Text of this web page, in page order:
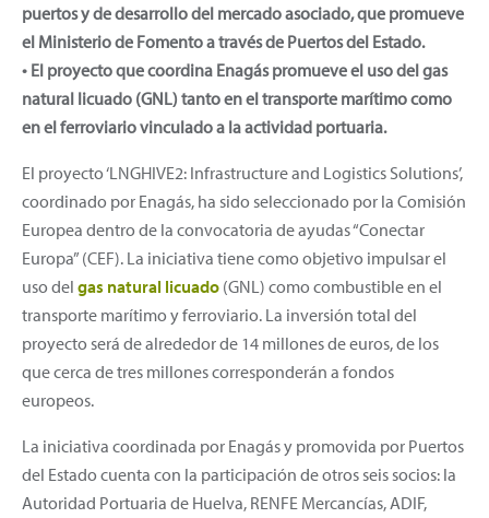
puertos y de desarrollo del mercado asociado, que promueve
el Ministerio de Fomento a través de Puertos del Estado.
• El proyecto que coordina Enagás promueve el uso del gas
natural licuado (GNL) tanto en el transporte marítimo como
en el ferroviario vinculado a la actividad portuaria.
El proyecto ‘LNGHIVE2: Infrastructure and Logistics Solutions’,
coordinado por Enagás, ha sido seleccionado por la Comisión
Europea dentro de la convocatoria de ayudas “Conectar
Europa” (CEF). La iniciativa tiene como objetivo impulsar el
uso del gas natural licuado (GNL) como combustible en el
transporte marítimo y ferroviario. La inversión total del
proyecto será de alrededor de 14 millones de euros, de los
que cerca de tres millones corresponderán a fondos
europeos.
La iniciativa coordinada por Enagás y promovida por Puertos
del Estado cuenta con la participación de otros seis socios: la
Autoridad Portuaria de Huelva, RENFE Mercancías, ADIF,